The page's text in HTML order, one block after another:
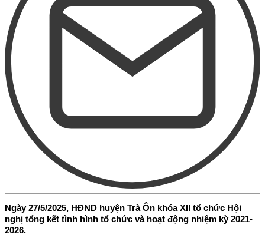
Ngày 27/5/2025, HĐND huyện Trà Ôn khóa XII tổ chức Hội
nghị tổng kết tình hình tổ chức và hoạt động nhiệm kỳ 2021-
2026.